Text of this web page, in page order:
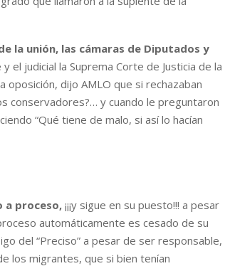
la unión, las cámaras de Diputados y
judicial la Suprema Corte de Justicia de la
oposición, dijo AMLO que si rechazaban
conservadores?… y cuando le preguntaron
“Qué tiene de malo, si así lo hacían
a proceso, ¡¡¡y sigue en su puesto!!! a pesar
automáticamente es cesado de su
del “Preciso” a pesar de ser responsable,
los migrantes, que si bien tenían